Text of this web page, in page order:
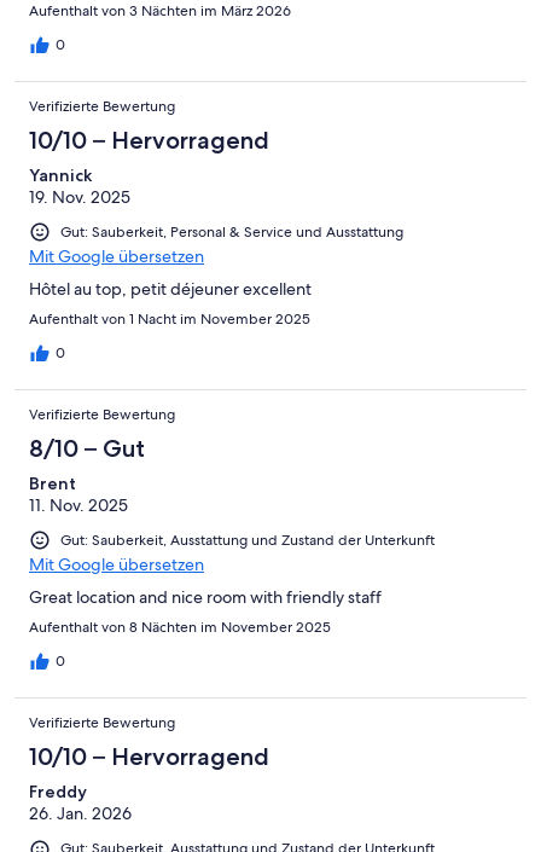
Aufenthalt von 3 Nächten im März 2026
0
Verifizierte Bewertung
10/10 – Hervorragend
Yannick
19. Nov. 2025
Gut: Sauberkeit, Personal & Service und Ausstattung
Mit Google übersetzen
Hôtel au top, petit déjeuner excellent
Aufenthalt von 1 Nacht im November 2025
0
Verifizierte Bewertung
8/10 – Gut
Brent
11. Nov. 2025
Gut: Sauberkeit, Ausstattung und Zustand der Unterkunft
Mit Google übersetzen
Great location and nice room with friendly staff
Aufenthalt von 8 Nächten im November 2025
0
Verifizierte Bewertung
10/10 – Hervorragend
Freddy
26. Jan. 2026